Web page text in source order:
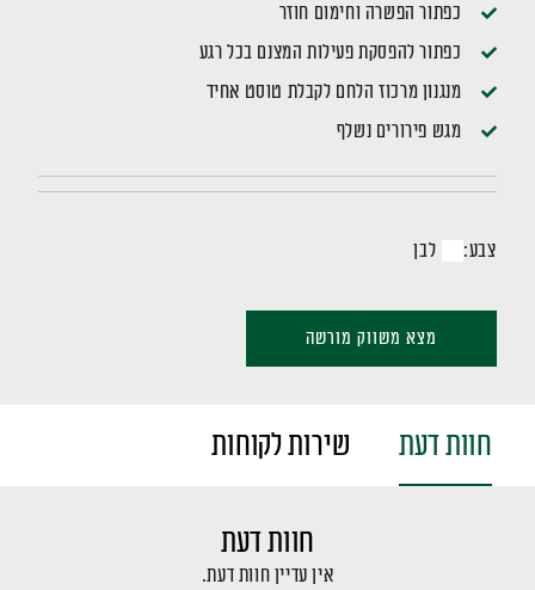
כפתור הפשרה וחימום חוזר
כפתור להפסקת פעילות המצנם בכל רגע
מנגנון מרכוז הלחם לקבלת טוסט אחיד
מגש פירורים נשלף
צבע: לבן
מצא משווק מורשה
חוות דעת שירות לקוחות
חוות דעת
אין עדיין חוות דעת.